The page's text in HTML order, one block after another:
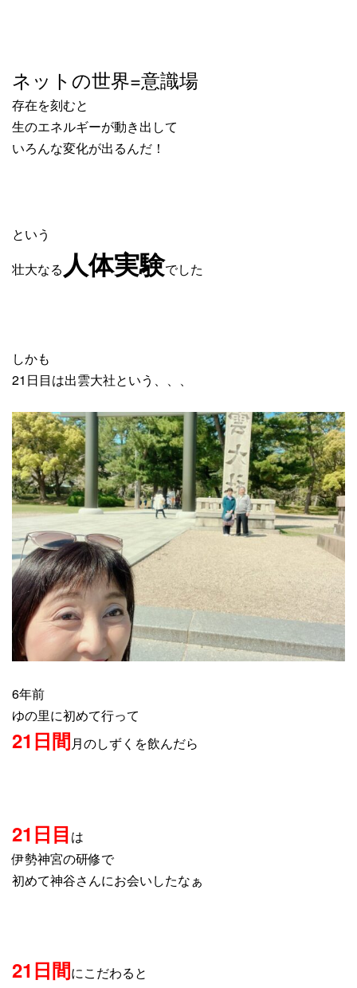
ネットの世界=意識場
存在を刻むと
生のエネルギーが動き出して
いろんな変化が出るんだ！
という
壮大なる 人体実験でした
しかも
21日目は出雲大社という、、、
6年前
ゆの里に初めて行って
21日間月のしずくを飲んだら
21日目は
伊勢神宮の研修で
初めて神谷さんにお会いしたなぁ
21日間にこだわると